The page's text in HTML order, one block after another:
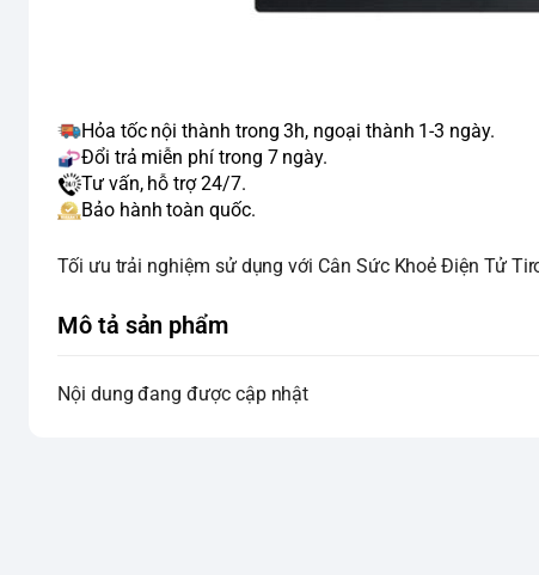
Hỏa tốc nội thành trong 3h, ngoại thành 1-3 ngày.
Đổi trả miễn phí trong 7 ngày.
Tư vấn, hỗ trợ 24/7.
Bảo hành toàn quốc.
Tối ưu trải nghiệm sử dụng với Cân Sức Khoẻ Điện Tử
Mô tả sản phẩm
Nội dung đang được cập nhật